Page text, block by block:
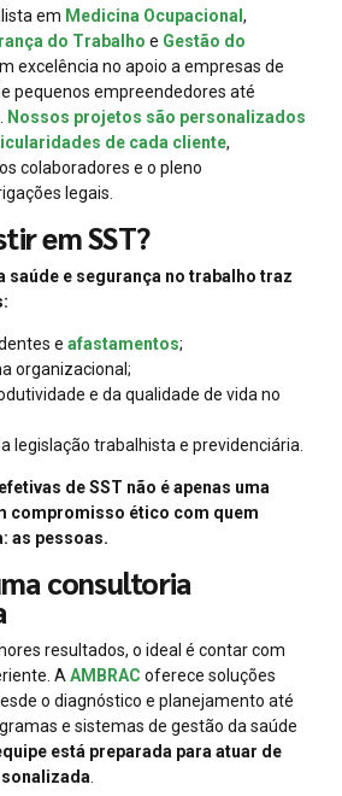
em Medicina Ocupacional ,
do Trabalho e Gestão do
excelência no apoio a empresas de
pequenos empreendedores até
Nossos projetos são personalizados
de cada cliente,
colaboradores e o pleno
legais.
em SST?
saúde e segurança no trabalho traz
e afastamentos;
organizacional;
e da qualidade de vida no
legislação trabalhista e previdenciária.
de SST não é apenas uma
compromisso ético com quem
as pessoas.
consultoria
resultados, o ideal é contar com
A AMBRAC oferece soluções
o diagnóstico e planejamento até
e sistemas de gestão da saúde
está preparada para atuar de